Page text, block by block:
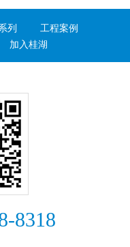
列
工程案例
加入桂湖
8318